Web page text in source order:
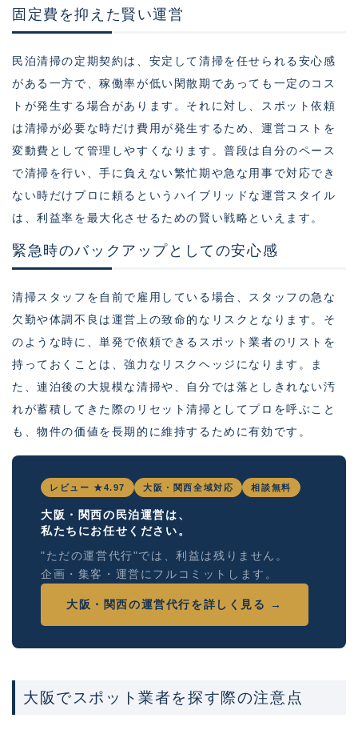
固定費を抑えた賢い運営
民泊清掃の定期契約は、安定して清掃を任せられる安心感
がある一方で、稼働率が低い閑散期であっても一定のコス
トが発生する場合があります。それに対し、スポット依頼
は清掃が必要な時だけ費用が発生するため、運営コストを
変動費として管理しやすくなります。普段は自分のペース
で清掃を行い、手に負えない繁忙期や急な用事で対応でき
ない時だけプロに頼るというハイブリッドな運営スタイル
は、利益率を最大化させるための賢い戦略といえます。
緊急時のバックアップとしての安心感
清掃スタッフを自前で雇用している場合、スタッフの急な
欠勤や体調不良は運営上の致命的なリスクとなります。そ
のような時に、単発で依頼できるスポット業者のリストを
持っておくことは、強力なリスクヘッジになります。ま
た、連泊後の大規模な清掃や、自分では落としきれない汚
れが蓄積してきた際のリセット清掃としてプロを呼ぶこと
も、物件の価値を長期的に維持するために有効です。
レビュー ★4.97 大阪・関西全域対応 相談無料
大阪・関西の民泊運営は、
私たちにお任せください。
"ただの運営代行"では、利益は残りません。
企画・集客・運営にフルコミットします。
大阪・関西の運営代行を詳しく見る →
大阪でスポット業者を探す際の注意点